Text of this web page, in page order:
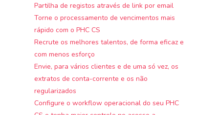
Partilha de registos através de link por email
Torne o processamento de vencimentos mais
rápido com o PHC CS
Recrute os melhores talentos, de forma eficaz e
com menos esforço
Envie, para vários clientes e de uma só vez, os
extratos de conta-corrente e os não
regularizados
Configure o workflow operacional do seu PHC